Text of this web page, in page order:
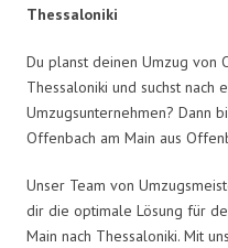
Thessaloniki
Du planst deinen Umzug von
Thessaloniki und suchst nach
Umzugsunternehmen? Dann
Offenbach am Main aus
Unser Team von
dir die optimale Lösung für
Main nach Thessaloniki. Mit